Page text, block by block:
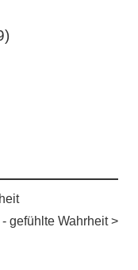
gefühlte Wahrheit >